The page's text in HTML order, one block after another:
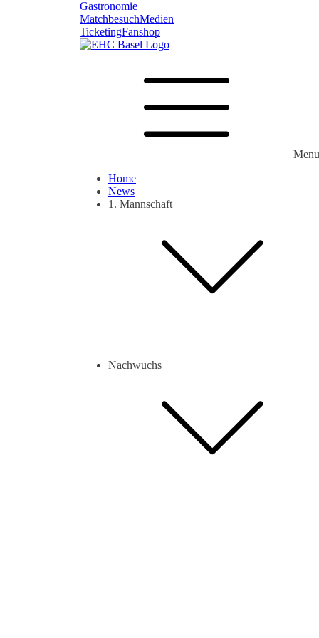
Gastronomie
MatchbesuchMedien
TicketingFanshop
Menu
Home
News
1. Mannschaft
Nachwuchs